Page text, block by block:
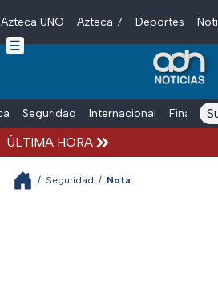
Skip to main content
Azteca UNO Azteca 7 Deportes
Seguridad Internacional Finanzas
ÚLTIMA HORA
/ Seguridad / Nota